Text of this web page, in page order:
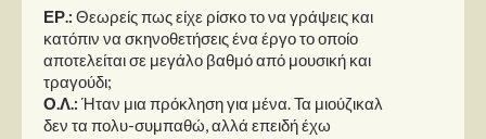
ΕΡ.: Θεωρείς πως είχε ρίσκο το να γράψεις και
κατόπιν να σκηνοθετήσεις ένα έργο το οποίο
αποτελείται σε μεγάλο βαθμό από μουσική και
τραγούδι;
Ο.Λ.: Ήταν μια πρόκληση για μένα. Τα μιούζικαλ
δεν τα πολυ-συμπαθώ, αλλά επειδή έχω